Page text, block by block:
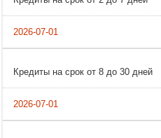
Кредиты на срок от 8 до 30 дней